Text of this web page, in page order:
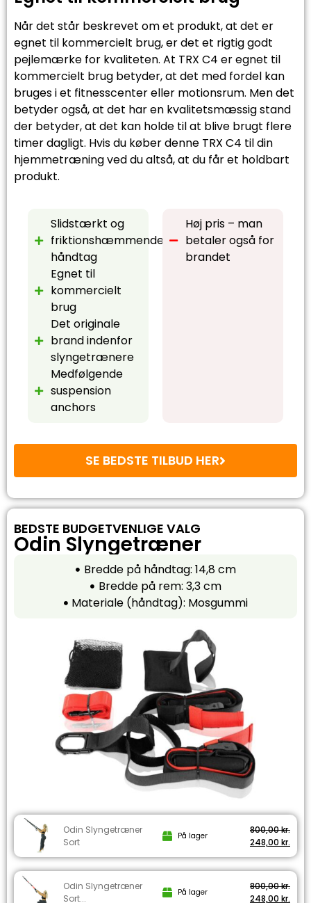
Når det står beskrevet om et produkt, at det er
egnet til kommercielt brug, er det et rigtig godt
pejlemærke for kvaliteten. At TRX C4 er egnet til
kommercielt brug betyder, at det med fordel kan
bruges i et fitnesscenter eller motionsrum. Men det
betyder også, at det har en kvalitetsmæssig stand
der betyder, at det kan holde til at blive brugt flere
timer dagligt. Hvis du køber denne TRX C4 til din
hjemmetræning ved du altså, at du får et holdbart
produkt.
Slidstærkt og
friktionshæmmende
håndtag
Egnet til
kommercielt
brug
Det originale
brand indenfor
slyngetrænere
Medfølgende
suspension
anchors
Høj pris – man
betaler også for
brandet
SE BEDSTE TILBUD HER
BEDSTE BUDGETVENLIGE VALG
Odin Slyngetræner
Bredde på håndtag: 14,8 cm
Bredde på rem: 3,3 cm
Materiale (håndtag): Mosgummi
Odin Slyngetræner
Sort
På lager
800,00kr.
248,00 kr.
Odin Slyngetræner
Sort...
På lager
800,00kr.
248,00 kr.